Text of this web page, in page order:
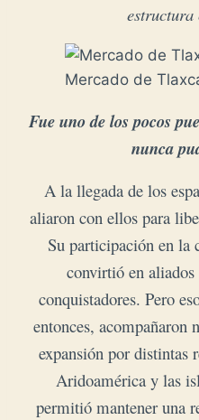
estructura
Mercado de
Fue uno de los pocos
nunca
A la llegada de los
aliaron con ellos para
Su participación en la
convirtió en
conquistadores. Pero
entonces, acompañaron
expansión por distintas
Aridoamérica y las
permitió mantener una